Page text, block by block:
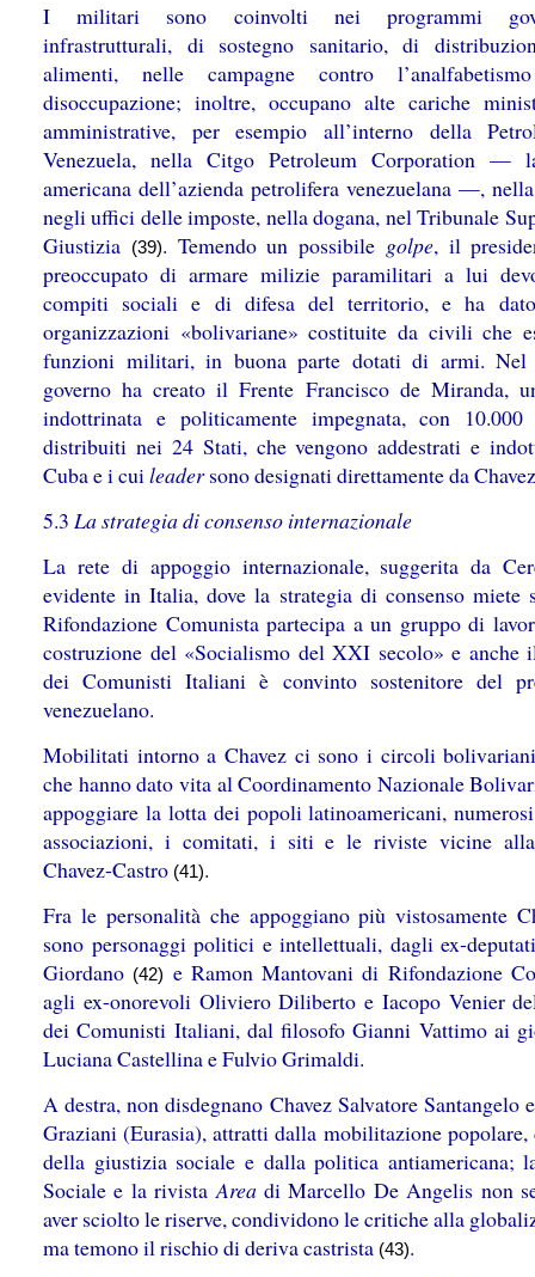
I militari sono coinvolti nei programmi
infrastrutturali, di sostegno sanitario, di
alimenti, nelle campagne contro
disoccupazione; inoltre, occupano alte cariche
amministrative, per esempio all’interno della
Venezuela, nella Citgo Petroleum Corporation —
americana dell’azienda petrolifera venezuelana —,
negli uffici delle imposte, nella dogana, nel Tribunale
Giustizia (39). Temendo un possibile golpe, il
preoccupato di armare milizie paramilitari a lui
compiti sociali e di difesa del territorio, e ha
organizzazioni «bolivariane» costituite da civili che
funzioni militari, in buona parte dotati di armi.
governo ha creato il Frente Francisco de Miranda,
indottrinata e politicamente impegnata, con 10.000
distribuiti nei 24 Stati, che vengono addestrati e
Cuba e i cuileadersono designati direttamente da
5.3 La strategia di consenso internazionale
La rete di appoggio internazionale, suggerita da
evidente in Italia, dove la strategia di consenso miete
Rifondazione Comunista partecipa a un gruppo di
costruzione del «Socialismo del XXI secolo» e anche
dei Comunisti Italiani è convinto sostenitore del
venezuelano.
Mobilitati intorno a Chavez ci sono i circoli
che hanno dato vita al Coordinamento Nazionale
appoggiare la lotta dei popoli latinoamericani,
associazioni, i comitati, i siti e le riviste vicine
Chavez-Castro (41).
Fra le personalità che appoggiano più vistosamente
sono personaggi politici e intellettuali, dagli ex-
Giordano (42) e Ramon Mantovani di Rifondazione
agli ex-onorevoli Oliviero Diliberto e Iacopo Venier
dei Comunisti Italiani, dal filosofo Gianni Vattimo ai
Luciana Castellina e Fulvio Grimaldi.
A destra, non disdegnano Chavez Salvatore Santangelo
Graziani (Eurasia), attratti dalla mobilitazione
della giustizia sociale e dalla politica antiamericana;
Sociale e la rivistaAreadi Marcello De Angelis non
aver sciolto le riserve, condividono le critiche alla
ma temono il rischio di deriva castrista (43).